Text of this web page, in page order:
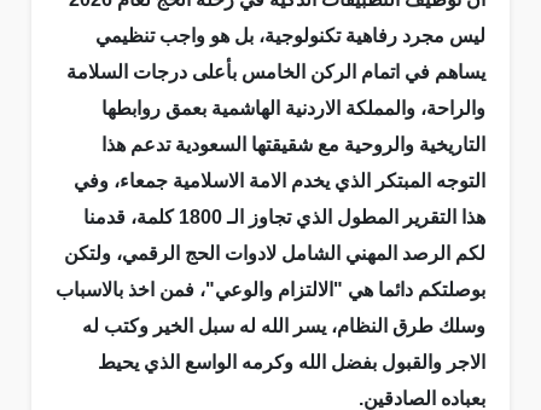
ليس مجرد رفاهية تكنولوجية، بل هو واجب تنظيمي
يساهم في اتمام الركن الخامس بأعلى درجات السلامة
والراحة، والمملكة الاردنية الهاشمية بعمق روابطها
التاريخية والروحية مع شقيقتها السعودية تدعم هذا
التوجه المبتكر الذي يخدم الامة الاسلامية جمعاء، وفي
هذا التقرير المطول الذي تجاوز الـ 1800 كلمة، قدمنا
لكم الرصد المهني الشامل لادوات الحج الرقمي، ولتكن
بوصلتكم دائما هي "الالتزام والوعي"، فمن اخذ بالاسباب
وسلك طرق النظام، يسر الله له سبل الخير وكتب له
الاجر والقبول بفضل الله وكرمه الواسع الذي يحيط
بعباده الصادقين.